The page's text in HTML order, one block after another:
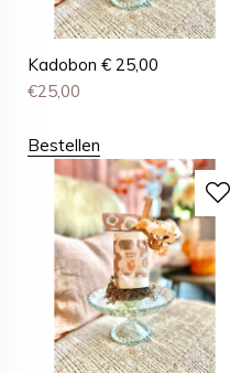
Kadobon € 25,00
€25,00
Bestellen